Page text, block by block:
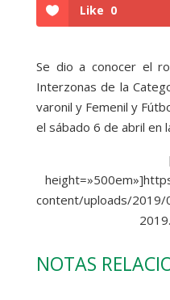
Like 0
Se dio a conocer el
Interzonas de la
varonil y Femenil y
el sábado 6 de abril en
content/uploads/2019/
NOTAS